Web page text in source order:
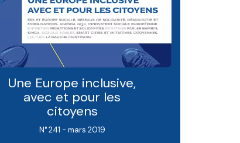
Une Europe inclusive,
avec et pour les
citoyens
N° 241 - mars 2019